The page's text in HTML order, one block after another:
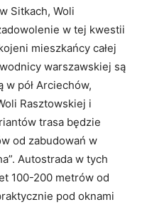
Sitkach, Woli
w tej kwestii
mieszkańcy całej
warszawskiej są
pół Arciechów,
Rasztowskiej i
trasa będzie
od zabudowań w
Autostrada w tych
100-200 metrów od
pod oknami